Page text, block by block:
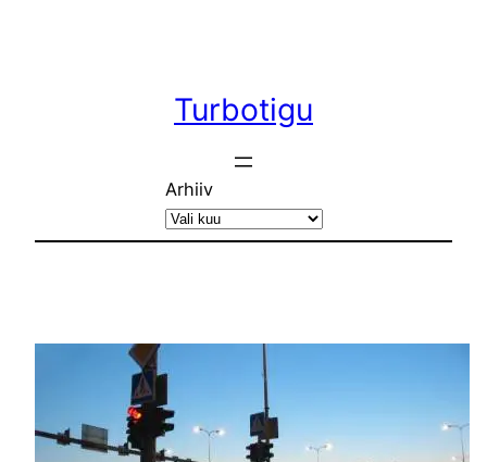
Turbotigu
Arhiiv